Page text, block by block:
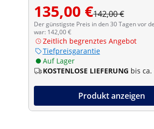
135,00 €142,00 €
Der günstigste Preis in den 30 Tagen vor
war: 142,00 €
Zeitlich begrenztes Angebot
Tiefpreisgarantie
Auf Lager
KOSTENLOSE LIEFERUNG bis ca.
Produkt anzeigen